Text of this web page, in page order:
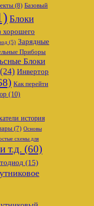
(8) Базовый
Блоки
хорошего
(5) Зарядные
Приборы
Блоки
(24) Инвертор
Как перейти
(10)
история
(7) Основы
схемы для
т.д. (60)
(15)